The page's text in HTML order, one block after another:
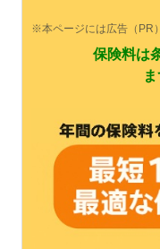
※本ページには広告（PR
保険料は